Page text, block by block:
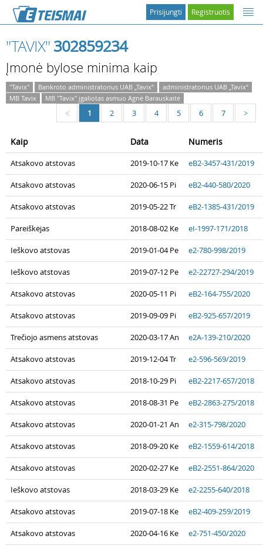
Registruotis
Prisijungti
"TAVIX" 302859234
Įmonė bylose minima kaip
"Tavix" Bankroto administratorius UAB „Tavix“
administratorius UAB „Tavix“
MB Tavix
MB "Tavix" įgaliotas asmuo Agnė Barauskaitė
< 1 2 3 4 5 6 7 >
Kaip Data Numeris
Atsakovo atstovas 2019-10-17 Ke eB2-3457-431/2019
Atsakovo atstovas 2020-06-15 Pi eB2-440-580/2020
Atsakovo atstovas 2019-05-22 Tr eB2-1385-431/2019
Pareiškėjas 2018-08-02 Ke eI-1997-171/2018
Ieškovo atstovas 2019-01-04 Pe e2-780-998/2019
Ieškovo atstovas 2019-07-12 Pe e2-22727-294/2019
Atsakovo atstovas 2020-05-11 Pi eB2-164-755/2020
Atsakovo atstovas 2019-09-09 Pi eB2-925-657/2019
Trečiojo asmens atstovas 2020-03-17 An e2A-139-210/2020
Atsakovo atstovas 2019-12-04 Tr e2-596-569/2019
Atsakovo atstovas 2018-10-29 Pi eB2-2217-657/2018
Atsakovo atstovas 2018-08-31 Pe eB2-2863-275/2018
Atsakovo atstovas 2020-01-21 An e2-315-798/2020
Atsakovo atstovas 2018-09-20 Ke eB2-1559-614/2018
Atsakovo atstovas 2020-02-27 Ke eB2-2551-864/2020
Ieškovo atstovas 2018-03-29 Ke e2-2255-640/2018
Atsakovo atstovas 2019-07-18 Ke eB2-409-259/2019
Atsakovo atstovas 2020-04-16 Ke e2-751-450/2020